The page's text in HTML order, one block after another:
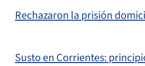
Rechazaron la prisión
Susto en Corrientes: